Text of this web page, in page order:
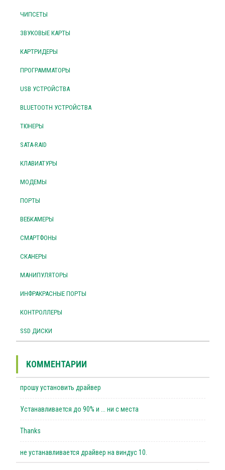
ЧИПСЕТЫ
ЗВУКОВЫЕ КАРТЫ
КАРТРИДЕРЫ
ПРОГРАММАТОРЫ
USB УСТРОЙСТВА
BLUETOOTH УСТРОЙСТВА
ТЮНЕРЫ
SATA-RAID
КЛАВИАТУРЫ
МОДЕМЫ
ПОРТЫ
ВЕБКАМЕРЫ
СМАРТФОНЫ
СКАНЕРЫ
МАНИПУЛЯТОРЫ
ИНФРАКРАСНЫЕ ПОРТЫ
КОНТРОЛЛЕРЫ
SSD ДИСКИ
КОММЕНТАРИИ
прошу установить драйвер
Устанавливается до 90% и ... ни с места
Thanks
не устанавливается драйвер на виндус 10.